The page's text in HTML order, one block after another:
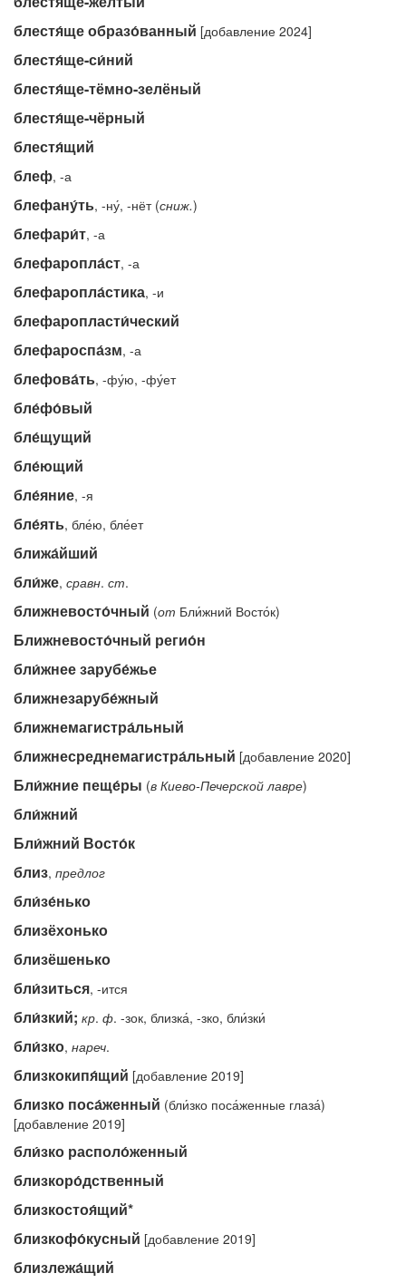
блестя́ще образо́ванный [добавление 2024]
блестя́ще-си́ний
блестя́ще-тёмно-зелёный
блестя́ще-чёрный
блестя́щий
блеф, -а
блефану́ть, -ну́, -нёт (сниж.)
блефари́т, -а
блефаропла́ст, -а
блефаропла́стика, -и
блефаропласти́ческий
блефароспа́зм, -а
блефова́ть, -фу́ю, -фу́ет
бле́фо́вый
бле́щущий
бле́ющий
бле́яние, -я
бле́ять, бле́ю, бле́ет
ближа́йший
бли́же, сравн. ст.
ближневосто́чный (от Бли́жний Восто́к)
Ближневосто́чный регио́н
бли́жнее зарубе́жье
ближнезарубе́жный
ближнемагистра́льный
ближнесреднемагистра́льный [добавление 2020]
Бли́жние пеще́ры (в Киево-Печерской лавре)
бли́жний
Бли́жний Восто́к
близ, предлог
бли́зе́нько
близёхонько
близёшенько
бли́зиться, -ится
бли́зкий; кр. ф. -зок, близка́, -зко, бли́зки́
бли́зко, нареч.
близкокипя́щий [добавление 2019]
близко поса́женный (бли́зко поса́женные глаза́)
[добавление 2019]
бли́зко располо́женный
близкоро́дственный
близкостоя́щий*
близкофо́кусный [добавление 2019]
близлежа́щий